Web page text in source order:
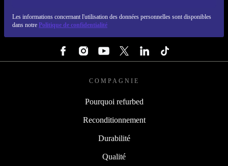
Les informations concernant l'utilisation des données personnelles sont disponibles
dans notre Politique de confidentialité
COMPAGNIE
Pourquoi refurbed
Reconditionnement
Durabilité
Qualité